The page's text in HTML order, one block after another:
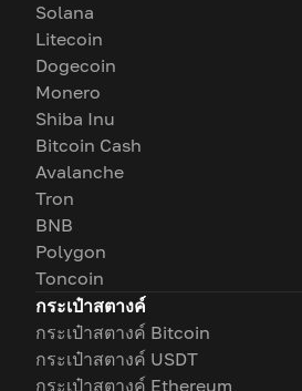
Solana
Litecoin
Dogecoin
Monero
Shiba Inu
Bitcoin Cash
Avalanche
Tron
BNB
Polygon
Toncoin
กระเป๋าสตางค์
กระเป๋าสตางค์ Bitcoin
กระเป๋าสตางค์ USDT
กระเป๋าสตางค์ Ethereum